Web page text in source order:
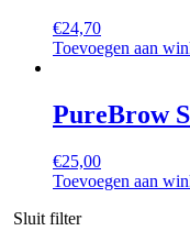
€24,70
Toevoegen aan
PureBrow
€25,00
Toevoegen aan
Sluit filter